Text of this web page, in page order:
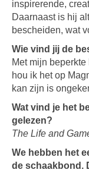
inspirerende,
Daarnaast is hij
bescheiden, wat
Wie vind jij de
Met mijn
hou ik het op
kan zijn is
Wat vind je het
gelezen?
The Life and
We hebben het
de schaakbond.